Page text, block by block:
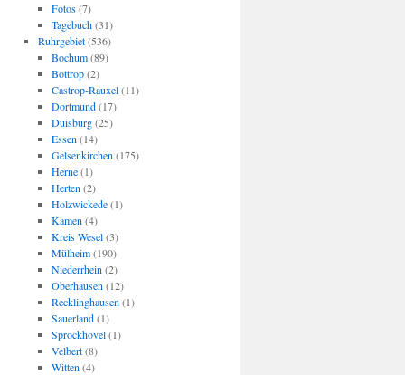
Fotos(7)
Tagebuch(31)
Ruhrgebiet(536)
Bochum(89)
Bottrop(2)
Castrop-Rauxel(11)
Dortmund(17)
Duisburg(25)
Essen (14)
Gelsenkirchen (175)
Herne(1)
Herten (2)
Holzwickede(1)
Kamen (4)
Kreis Wesel(3)
Mülheim(190)
Niederrhein (2)
Oberhausen (12)
Recklinghausen (1)
Sauerland(1)
Sprockhövel(1)
Velbert(8)
Witten (4)